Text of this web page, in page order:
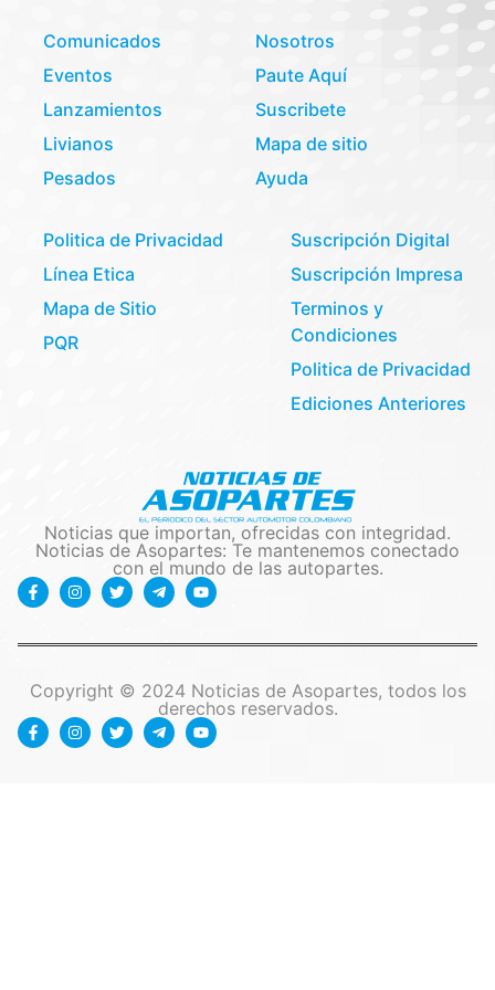
Comunicados
Eventos
Lanzamientos
Livianos
Pesados
Nosotros
Paute Aquí
Suscribete
Mapa de sitio
Ayuda
Politica de Privacidad
Línea Etica
Mapa de Sitio
PQR
Suscripción Digital
Suscripción Impresa
Terminos y
Condiciones
Politica de Privacidad
Ediciones Anteriores
Noticias que importan, ofrecidas con integridad.
Noticias de Asopartes: Te mantenemos conectado
con el mundo de las autopartes.
Copyright © 2024 Noticias de Asopartes, todos los
derechos reservados.